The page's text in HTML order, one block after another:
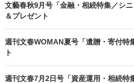
文藝春秋9月号「金融・相続特集／シ
＆プレゼント
週刊文春WOMAN夏号「遺贈・寄付特
ト
週刊文春7月2日号「資産運用・相続特